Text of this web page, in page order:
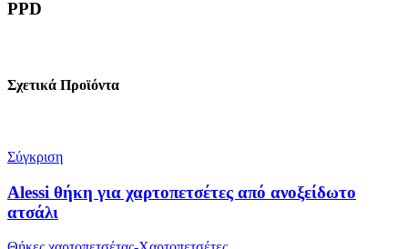
PPD
Σχετικά Προϊόντα
Σύγκριση
Alessi θήκη για χαρτοπετσέτες από ανοξείδωτο
ατσάλι